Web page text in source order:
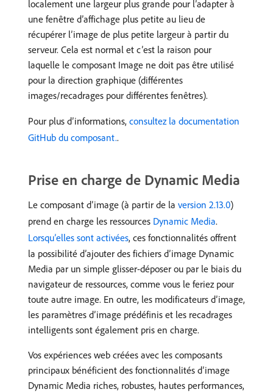
localement une largeur plus grande pour l’adapter à
une fenêtre d’affichage plus petite au lieu de
récupérer l’image de plus petite largeur à partir du
serveur. Cela est normal et c’est la raison pour
laquelle le composant Image ne doit pas être utilisé
pour la direction graphique (différentes
images/recadrages pour différentes fenêtres).
Pour plus d’informations, consultez la documentation
GitHub du composant..
Prise en charge de Dynamic Media
Le composant d’image (à partir de la version 2.13.0)
prend en charge les ressources Dynamic Media.
Lorsqu’elles sont activées, ces fonctionnalités offrent
la possibilité d’ajouter des fichiers d’image Dynamic
Media par un simple glisser-déposer ou par le biais du
navigateur de ressources, comme vous le feriez pour
toute autre image. En outre, les modificateurs d’image,
les paramètres d’image prédéfinis et les recadrages
intelligents sont également pris en charge.
Vos expériences web créées avec les composants
principaux bénéficient des fonctionnalités d’image
Dynamic Media riches, robustes, hautes performances,